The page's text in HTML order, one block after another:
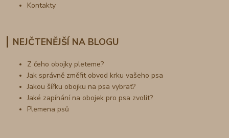
Kontakty
NEJČTENĚJŠÍ NA BLOGU
Z čeho obojky pleteme?
Jak správně změřit obvod krku vašeho psa
Jakou šířku obojku na psa vybrat?
Jaké zapínání na obojek pro psa zvolit?
Plemena psů